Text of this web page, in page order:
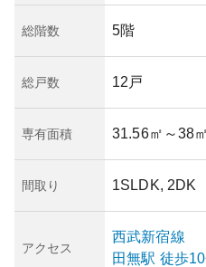
総階数 5階
総戸数 12戸
専有面積 31.56㎡ ～38㎡
間取り 1SLDK, 2DK
アクセス
西武新宿線
田無駅 徒歩